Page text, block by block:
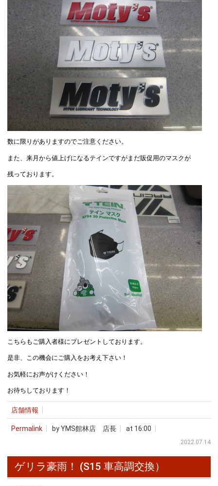
数に限りがありますのでご注意ください。
また、来月から値上げになるテインですがまだ販促用のマスクが
残っております。
こちらもご購入者様にプレゼントしております。
是非、この機会にご購入をお考え下さい！
お気軽にお声がけください！
お待ちしております！
店舗情報
Permalink by YMS館林店 店長 at 16:00
2022.07.14
ゲリラ豪雨！ (S15 車高調交換）